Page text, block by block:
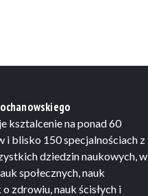
ksztalcenie na ponad 60
i blisko 150 specjalnościach z
dziedzin naukowych, w
społecznych, nauk
zdrowiu, nauk ścisłych i